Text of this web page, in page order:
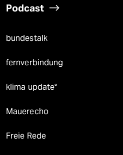
Podcast
bundestalk
fernverbindung
klima update°
Mauerecho
Freie Rede